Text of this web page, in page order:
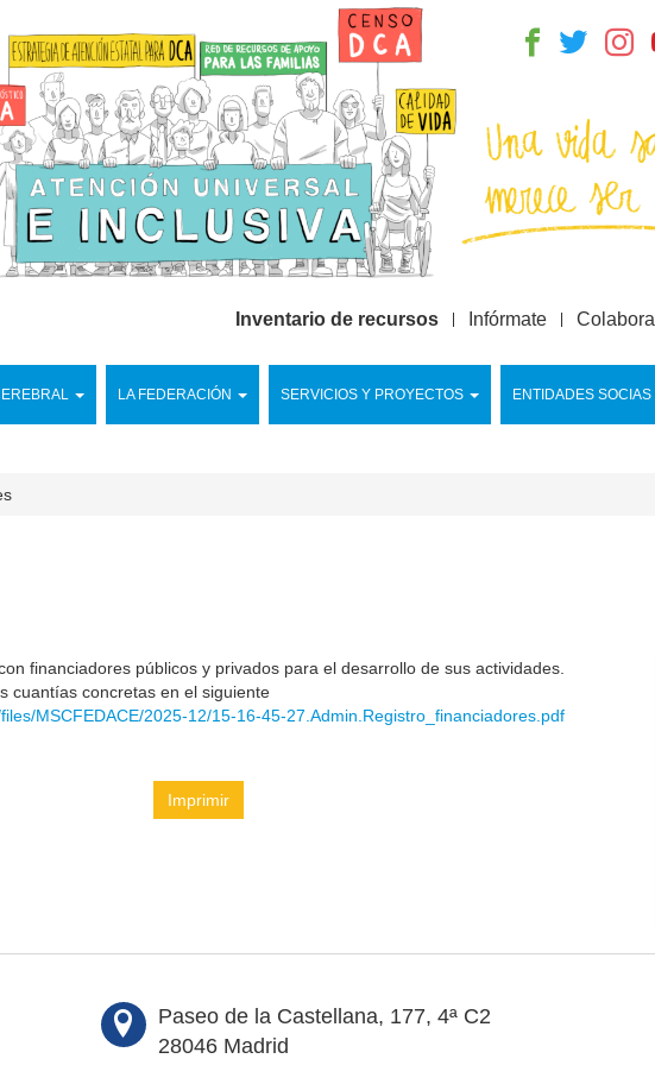
LA FEDERACIÓN SERVICIOS Y PROYECTOS ENTIDADES SOCIAS
Inventario de recursos Infórmate Colabora
financiadores públicos y privados para el desarrollo de sus actividades.
cuantías concretas en el siguiente
MSCFEDACE/2025-12/15-16-45-27.Admin.Registro_financiadores.pdf
Imprimir
Paseo de la Castellana, 177, 4ª C2
28046 Madrid